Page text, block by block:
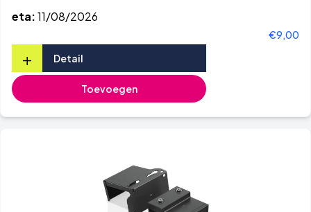
eta:11/08/2026
€9,00
+ Detail
Toevoegen